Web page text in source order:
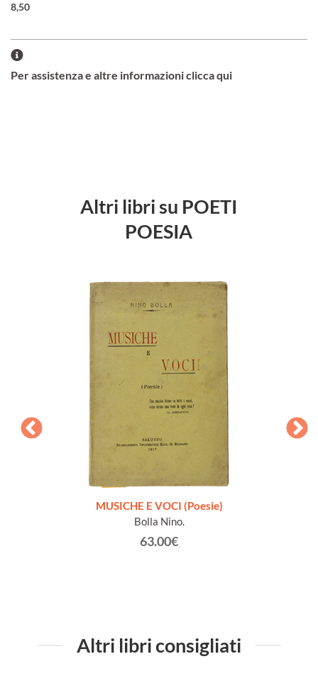
8,50
Per assistenza e altre informazioni clicca qui
Altri libri su POETI
POESIA
MUSICHE E VOCI (Poesie)
Bolla Nino.
63.00€
Altri libri consigliati